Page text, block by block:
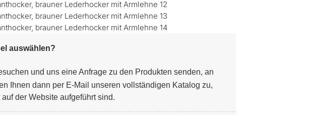
auswählen?
und uns eine Anfrage zu den Produkten senden, an
Ihnen dann per E-Mail unseren vollständigen Katalog zu,
der Website aufgeführt sind.